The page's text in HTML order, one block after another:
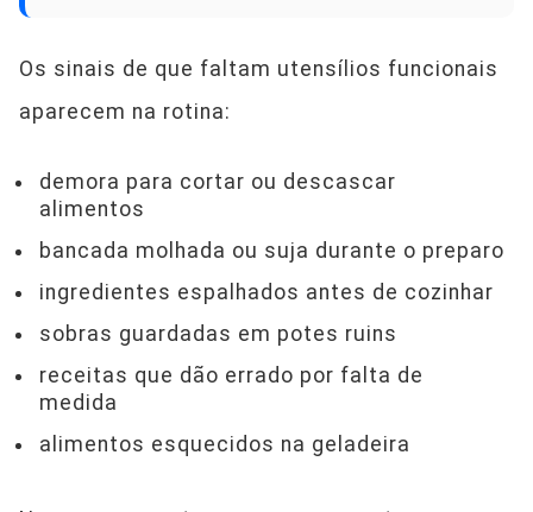
Os sinais de que faltam utensílios funcionais
aparecem na rotina:
demora para cortar ou descascar
alimentos
bancada molhada ou suja durante o preparo
ingredientes espalhados antes de cozinhar
sobras guardadas em potes ruins
receitas que dão errado por falta de
medida
alimentos esquecidos na geladeira